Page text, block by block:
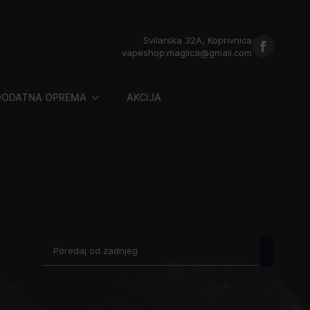
Svilarska 32A, Koprivnica
vapeshop.maglica@gmail.com
OPREMA AKCIJA